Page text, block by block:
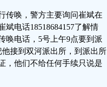
传唤，警方主要询问崔斌在
电话18518684157了解情
唤电话，5号上午9点要到派
接到双河派出所，到派出所
，他们不给任何手续只说是